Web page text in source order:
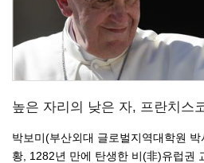
높은 자리의 낮은 자, 프란치스
박보미(부산외대 글로벌지역대학원
황, 1282년 만에 탄생한 비(非)유럽권